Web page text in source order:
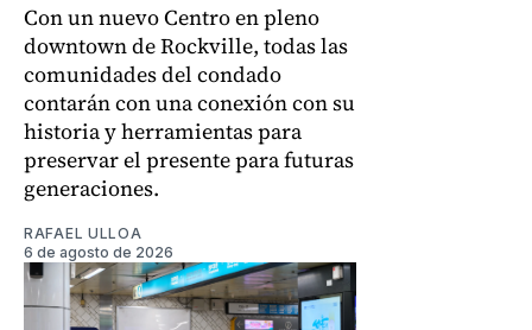
Con un nuevo Centro en pleno
downtown de Rockville, todas las
comunidades del condado
contarán con una conexión con su
historia y herramientas para
preservar el presente para futuras
generaciones.
RAFAEL ULLOA
6 de agosto de 2026